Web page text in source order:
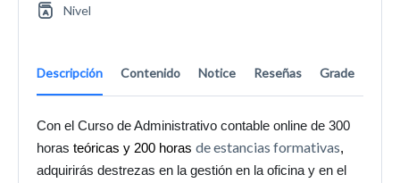
Descripción Contenido Notice Reseñas Grade
Con el Curso de Administrativo contable online de 300
horas teóricas y 200 horas de estancias formativas,
adquirirás destrezas en la gestión en la oficina y en el
Nivel